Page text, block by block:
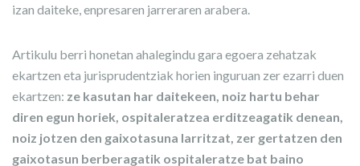
izan daiteke, enpresaren jarreraren arabera.
Artikulu berri honetan ahalegindu gara egoera zehatzak
ekartzen eta jurisprudentziak horien inguruan zer ezarri duen
ekartzen: ze kasutan har daitekeen, noiz hartu behar
diren egun horiek, ospitaleratzea erditzeagatik denean,
noiz jotzen den gaixotasuna larritzat, zer gertatzen den
gaixotasun berberagatik ospitaleratze bat baino